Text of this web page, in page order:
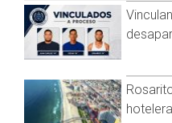
Indicó que el éxito de este
también a la riqueza natural,
donde la cocina Baja Med
particularmente en el Valle
cada vez mayor